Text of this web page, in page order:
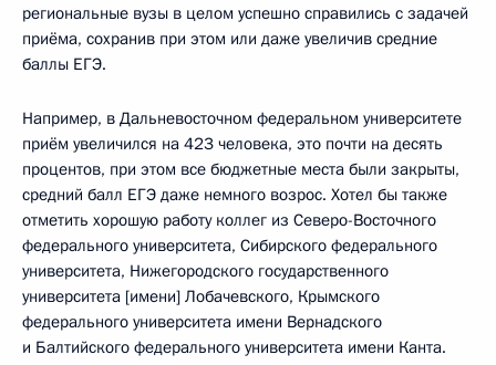
региональные вузы в целом успешно справились с задачей
приёма, сохранив при этом или даже увеличив средние
баллы ЕГЭ.
Например, в Дальневосточном федеральном университете
приём увеличился на 423 человека, это почти на десять
процентов, при этом все бюджетные места были закрыты,
средний балл ЕГЭ даже немного возрос. Хотел бы также
отметить хорошую работу коллег из Северо-Восточного
федерального университета, Сибирского федерального
университета, Нижегородского государственного
университета [имени] Лобачевского, Крымского
федерального университета имени Вернадского
и Балтийского федерального университета имени Канта.